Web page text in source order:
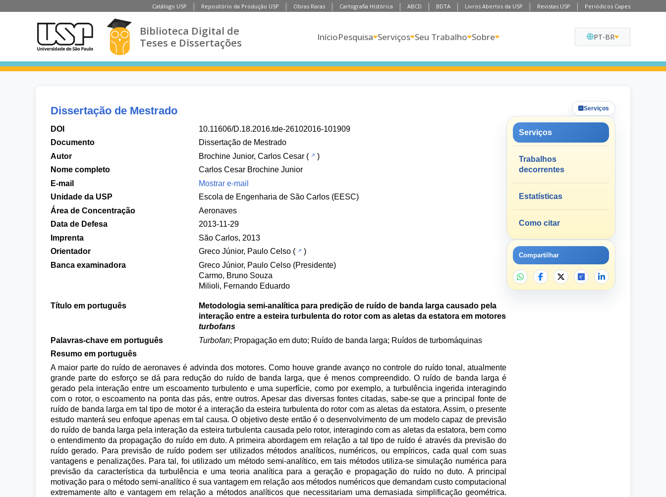
Catálogo USP Repositório da Produção USP Obras Raras Cartografia Histórica ABCD BDTA Livros Abertos da USP Revistas USP Periódicos Capes
Biblioteca Digital de
Teses e Dissertações
InícioPesquisa Serviços Seu Trabalho Sobre PT-BR
Dissertação de Mestrado
DOI
10.11606/D.18.2016.tde-26102016-101909
Documento
Dissertação de Mestrado
Autor
Brochine Junior, Carlos Cesar (
)
Nome completo
Carlos Cesar Brochine Junior
E-mail
Mostrar e-mail
Unidade da USP
Escola de Engenharia de São Carlos (EESC)
Área de Concentração
Aeronaves
Data de Defesa
2013-11-29
Imprenta
São Carlos, 2013
Orientador
Greco Júnior, Paulo Celso (
)
Banca examinadora
Greco Júnior, Paulo Celso (Presidente)
Carmo, Bruno Souza
Milioli, Fernando Eduardo
Título em português
Metodologia semi-analítica para predição de ruído de banda larga causado pela
interação entre a esteira turbulenta do rotor com as aletas da estatora em motores
turbofans
Palavras-chave em português
Turbofan; Propagação em duto; Ruído de banda larga; Ruídos de turbomáquinas
Resumo em português
A maior parte do ruído de aeronaves é advinda dos motores. Como houve grande avanço no controle do ruído tonal, atualmente
grande parte do esforço se dá para redução do ruído de banda larga, que é menos compreendido. O ruído de banda larga é
gerado pela interação entre um escoamento turbulento e uma superfície, como por exemplo, a turbulência ingerida interagindo
com o rotor, o escoamento na ponta das pás, entre outros. Apesar das diversas fontes citadas, sabe-se que a principal fonte de
ruído de banda larga em tal tipo de motor é a interação da esteira turbulenta do rotor com as aletas da estatora. Assim, o presente
estudo manterá seu enfoque apenas em tal causa. O objetivo deste então é o desenvolvimento de um modelo capaz de previsão
do ruído de banda larga pela interação da esteira turbulenta causada pelo rotor, interagindo com as aletas da estatora, bem como
o entendimento da propagação do ruído em duto. A primeira abordagem em relação a tal tipo de ruído é através da previsão do
ruído gerado. Para previsão de ruído podem ser utilizados métodos analíticos, numéricos, ou empíricos, cada qual com suas
vantagens e penalizações. Para tal, foi utilizado um método semi-analítico, em tais métodos utiliza-se simulação numérica para
previsão da característica da turbulência e uma teoria analítica para a geração e propagação do ruído no duto. A principal
motivação para o método semi-analítico é sua vantagem em relação aos métodos numéricos que demandam custo computacional
extremamente alto e vantagem em relação a métodos analíticos que necessitariam uma demasiada simplificação geométrica.
Serviços
Serviços
Trabalhos
decorrentes
Estatísticas
Como citar
Compartilhar